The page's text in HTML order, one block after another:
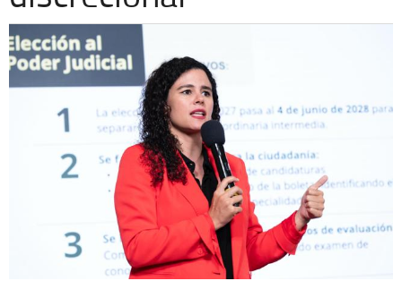
Extra +